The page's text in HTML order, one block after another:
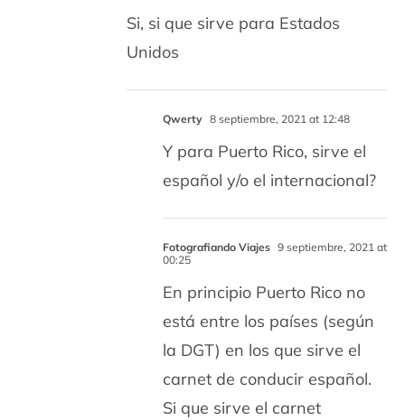
Si, si que sirve para Estados
Unidos
Qwerty 8 septiembre, 2021 at 12:48
Y para Puerto Rico, sirve el
español y/o el internacional?
Fotografiando Viajes 9 septiembre, 2021 at
00:25
En principio Puerto Rico no
está entre los países (según
la DGT) en los que sirve el
carnet de conducir español.
Si que sirve el carnet